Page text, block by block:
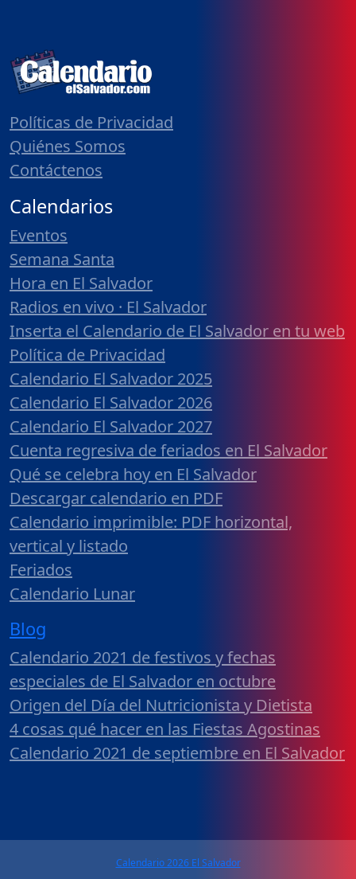
Políticas de Privacidad
Quiénes Somos
Contáctenos
Calendarios
Eventos
Semana Santa
Hora en El Salvador
Radios en vivo · El Salvador
Inserta el Calendario de El Salvador en tu web
Política de Privacidad
Calendario El Salvador 2025
Calendario El Salvador 2026
Calendario El Salvador 2027
Cuenta regresiva de feriados en El Salvador
Qué se celebra hoy en El Salvador
Descargar calendario en PDF
Calendario imprimible: PDF horizontal,
vertical y listado
Feriados
Calendario Lunar
Blog
Calendario 2021 de festivos y fechas
especiales de El Salvador en octubre
Origen del Día del Nutricionista y Dietista
4 cosas qué hacer en las Fiestas Agostinas
Calendario 2021 de septiembre en El Salvador
Calendario 2026 El Salvador